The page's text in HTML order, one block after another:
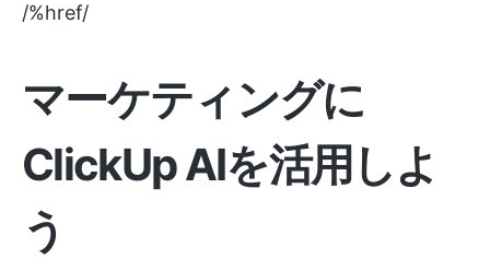
/%href/
マーケティングに
ClickUp AIを活用しよ
う